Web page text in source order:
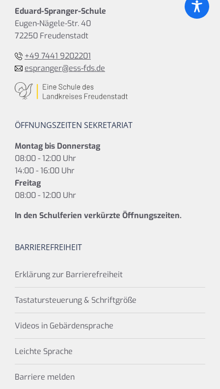
Eduard-Spranger-Schule
Eugen-Nägele-Str. 40
72250 Freudenstadt
+49 7441 9202201
espranger@ess-fds.de
ÖFFNUNGSZEITEN SEKRETARIAT
Montag bis Donnerstag
08:00 - 12:00 Uhr
14:00 - 16:00 Uhr
Freitag
08:00 - 12:00 Uhr
In den Schulferien verkürzte Öffnungszeiten.
BARRIEREFREIHEIT
Erklärung zur Barrierefreiheit
Tastatursteuerung & Schriftgröße
Videos in Gebärdensprache
Leichte Sprache
Barriere melden